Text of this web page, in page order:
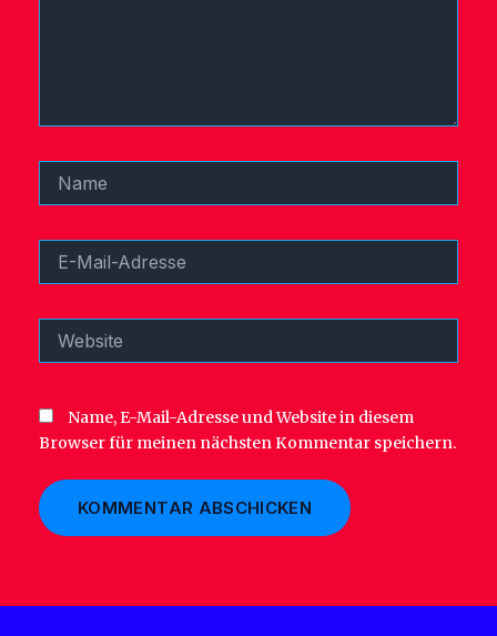
Mail-
Name, E-Mail-Adresse und Website in diesem
Browser für meinen nächsten Kommentar speichern.